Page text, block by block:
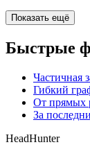
Показать ещё
Быстрые
Частичная
Гибкий
От прямых
За
HeadHunter